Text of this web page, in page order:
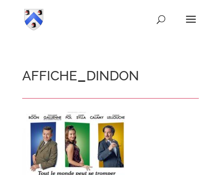
affiche_dindon